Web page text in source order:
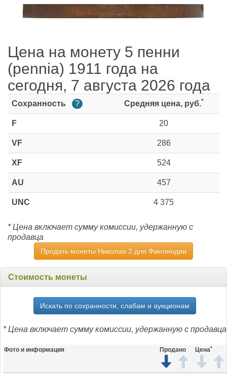
Цена на монету 5 пенни
(pennia) 1911 года на
сегодня, 7 августа 2026 года
Сохранность ? Средняя цена, руб.*
F 20
VF 286
XF 524
AU 457
UNC 4 375
* Цена включает сумму комиссии, удержанную с
продавца
Продать монеты Николая 2 для Финляндии
Стоимость монеты
Искать по сохранности, слабам и аукционам
* Цена включает сумму комиссии, удержанную с продавца
Фото и информация Продано Цена*